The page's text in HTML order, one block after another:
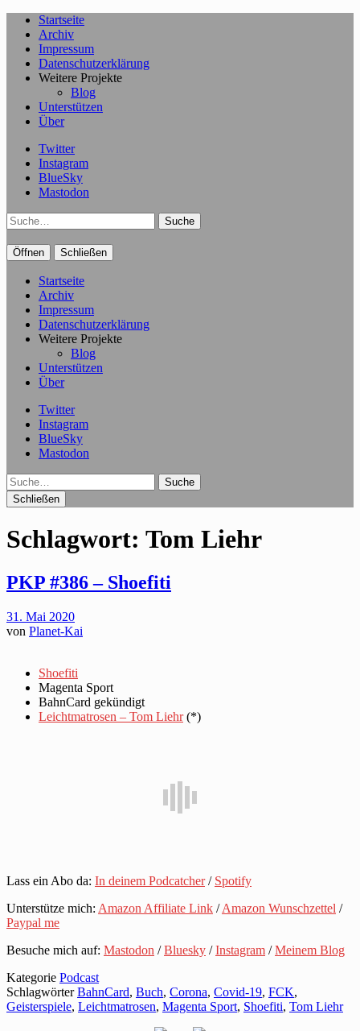
Startseite
Archiv
Impressum
Datenschutzerklärung
Weitere Projekte
Blog
Unterstützen
Über
Twitter
Instagram
BlueSky
Mastodon
Suche
Öffnen Schließen
Startseite
Archiv
Impressum
Datenschutzerklärung
Weitere Projekte
Blog
Unterstützen
Über
Twitter
Instagram
BlueSky
Mastodon
Suche
Schließen
Schlagwort: Tom Liehr
PKP #386 – Shoefiti
31. Mai 2020
von Planet-Kai
Shoefiti
Magenta Sport
BahnCard gekündigt
Leichtmatrosen – Tom Liehr(*)
Lass ein Abo da: In deinem Podcatcher/ Spotify
Unterstütze mich: Amazon Affiliate Link /Amazon Wunschzettel /
Paypal me
Besuche mich auf: Mastodon /Bluesky /Instagram /Meinem Blog
Kategorie Podcast
SchlagwörterBahnCard, Buch, Corona, Covid-19, FCK,
Geisterspiele, Leichtmatrosen, Magenta Sport, Shoefiti, Tom Liehr